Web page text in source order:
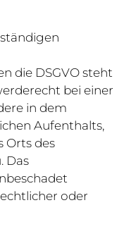
die DSGVO steht
bei einer
in dem
Aufenthalts,
Orts des
Das
oder